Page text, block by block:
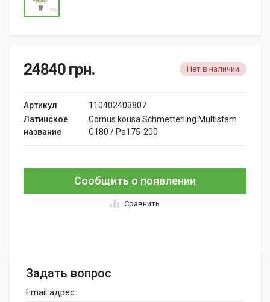
24840 грн. Нет в наличии
Артикул
110402403807
Латинское
название
Cornus kousa Schmetterling Multistam
C180 / Pa175-200
Сообщить о появлении
Сравнить
Задать вопрос
Email адрес